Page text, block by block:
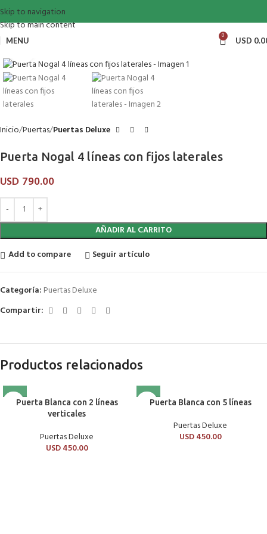
Skip to navigation
Skip to main content
MENU 0 USD
Inicio Puertas Puertas Deluxe
Puerta Nogal 4 líneas con fijos laterales
USD 790.00
AÑADIR AL CARRITO
Add to compare
Seguir artículo
Categoría: Puertas Deluxe
Compartir:
Productos relacionados
Puerta Blanca con 2 líneas
verticales
Puertas Deluxe
USD450.00
Puerta Blanca con 5 líneas
Puertas Deluxe
USD450.00